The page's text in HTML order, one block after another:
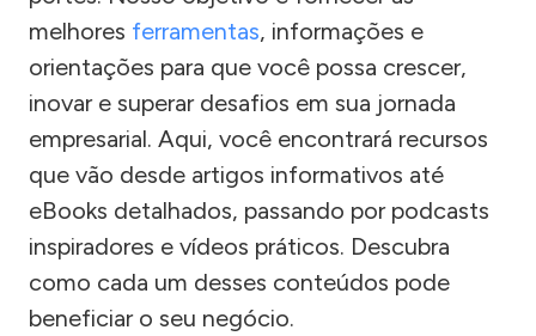
melhores ferramentas, informações e
orientações para que você possa crescer,
inovar e superar desafios em sua jornada
empresarial. Aqui, você encontrará recursos
que vão desde artigos informativos até
eBooks detalhados, passando por podcasts
inspiradores e vídeos práticos. Descubra
como cada um desses conteúdos pode
beneficiar o seu negócio.